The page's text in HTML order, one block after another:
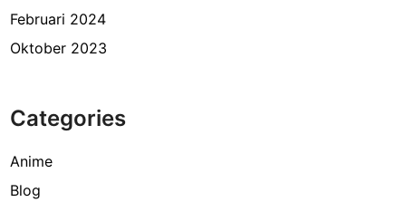
Februari 2024
Oktober 2023
Categories
Anime
Blog